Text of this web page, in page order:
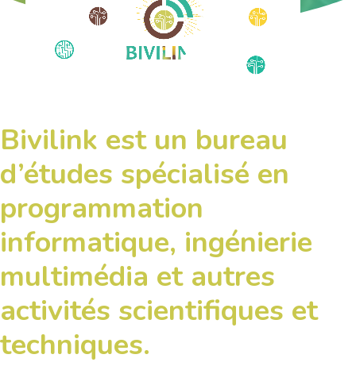
Bivilink est un bureau
d’études spécialisé en
programmation
informatique, ingénierie
multimédia et autres
activités scientifiques et
techniques.